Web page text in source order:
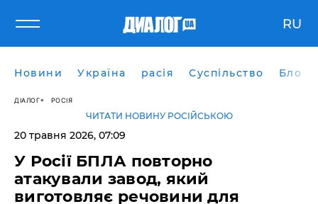
RU
Новини Україна расія Суспільство Блоги
ДІАЛОГ РОСІЯ
ЧИТАТИ НОВИНУ РОСІЙСЬКОЮ
20 травня 2026, 07:09
У Росії БПЛА повторно
атакували завод, який
виготовляє речовини для